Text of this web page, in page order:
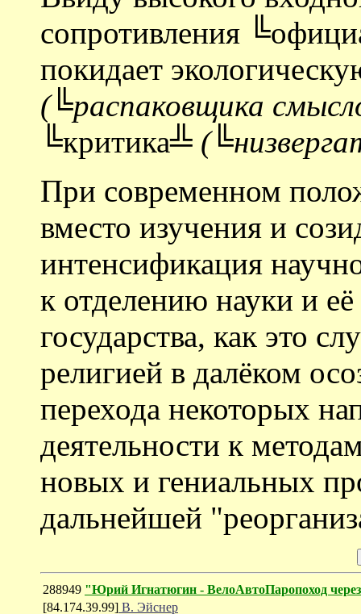
сопротивления
покидает
(╚распаковщика
╚критика╩
При современном
вместо изучения и
интенсификация
к отделению науки и её
государства, как это
религией в далёком
перехода некоторых
деятельности к
новых и гениальных
дальнейшей
288949 "Юрий Игнатюгин - ВелоАвтоПаропоход
[84.174.39.99] В. Эйснер